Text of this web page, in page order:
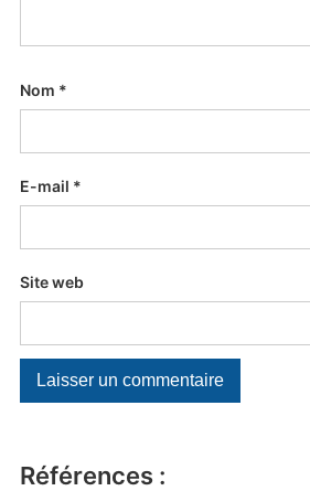
Références :
Nom *
E-mail *
Site web